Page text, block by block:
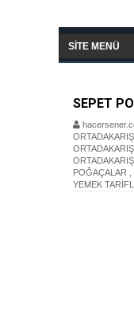
SEPET
POĞAÇALAR
YEMEK